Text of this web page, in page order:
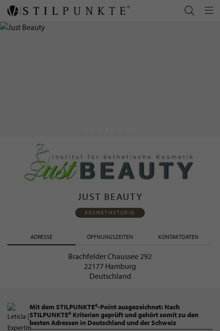
JUST BEAUTY
KOSMETIKSTUDIO
ADRESSE ÖFFNUNGSZEITEN KONTAKTDATEN
Brachfelder Chaussee 292
22177 Hamburg
Deutschland
Mit dem STILPUNKTE®-Point ausgezeichnet: Nach
STILPUNKTE® Kriterien geprüft und gehört somit zu den
besten Adressen in Deutschland und der Schweiz